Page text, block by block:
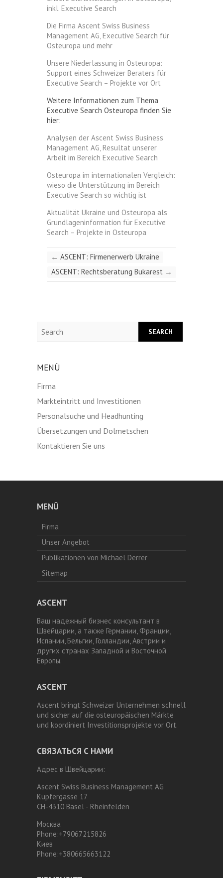
inkl. Executive Search
Die Firma Ascent Swiss Business
Management AG, Executive Search für
Osteuropa und mehr
Unsere Niederlassung in Osteuropa:
Support eines Schweizer Beraters für
Executive Search – Projekte vor Ort
Weitere Informationen zum Thema
Executive Search Osteuropa finden Sie
hier:
Analysen der Ascent Swiss Business
Management AG, Resultat unserer
Arbeit im Bereich Executive Search
Osteuropa im internationalen Vergleich:
wieso die Unterstützung im Bereich
Executive Search so wichtig ist
Aktualität Ukraine und Osteuropa als
Grundlageninformation für Executive
Search – Projekte in Osteuropa
← ASCENT: Firmenerwerb Ukraine
ASCENT: Rechtsberatung Bukarest →
MENÜ
Firma
Markteintritt und Investitionen
Personalsuche und Headhunting
Übersetzungen und Dolmetschen
Kontaktieren Sie uns
MENÜ
Firma
Unser Angebot
Publikationen von Michael Derrer
Sitemap
ASCENT
Ваш надежный бизнес консультант в
Швейцарии, а также Германии, Франции,
Испании, Бельгии, Голландии, Австрии и
других странах Западной и Восточной
Европы.
ASCENT
Ascent bringt Schweizer Unternehmen schnell
und sicher auf die osteuropäischen Märkte
und koordiniert Investitionsprojekte vor Ort.
СВЯЗАТЬСЯ С НАМИ
Адрес в Швейцарии:
Ascent Swiss Business Management AG
Kupfergasse 17
CH-4310 Basel - Rheinfelden
Москва
Phone:+79067215826
Киев
Phone:+380665663122